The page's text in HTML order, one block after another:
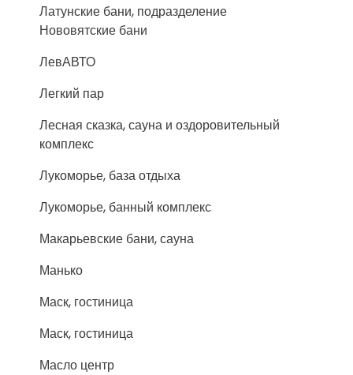
Латунские бани, подразделение
Нововятские бани
ЛевАВТО
Легкий пар
Лесная сказка, сауна и оздоровительный
комплекс
Лукоморье, база отдыха
Лукоморье, банный комплекс
Макарьевские бани, сауна
Манько
Маск, гостиница
Маск, гостиница
Масло центр